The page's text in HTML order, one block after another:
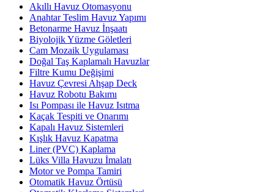
Akıllı Havuz Otomasyonu
Anahtar Teslim Havuz Yapımı
Betonarme Havuz İnşaatı
Biyolojik Yüzme Göletleri
Cam Mozaik Uygulaması
Doğal Taş Kaplamalı Havuzlar
Filtre Kumu Değişimi
Havuz Çevresi Ahşap Deck
Havuz Robotu Bakımı
Isı Pompası ile Havuz Isıtma
Kaçak Tespiti ve Onarımı
Kapalı Havuz Sistemleri
Kışlık Havuz Kapatma
Liner (PVC) Kaplama
Lüks Villa Havuzu İmalatı
Motor ve Pompa Tamiri
Otomatik Havuz Örtüsü